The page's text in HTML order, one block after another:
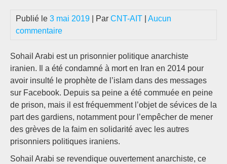
Publié le 3 mai 2019 | Par CNT-AIT
Aucun
commentaire
Sohail Arabi est un prisonnier politique anarchiste
iranien. Il a été condamné à mort en Iran en 2014 pour
avoir insulté le prophète de l’islam dans des messages
sur Facebook. Depuis sa peine a été commuée en peine
de prison, mais il est fréquemment l’objet de sévices de la
part des gardiens, notamment pour l’empêcher de mener
des grèves de la faim en solidarité avec les autres
prisonniers politiques iraniens.
Sohail Arabi se revendique ouvertement anarchiste, ce